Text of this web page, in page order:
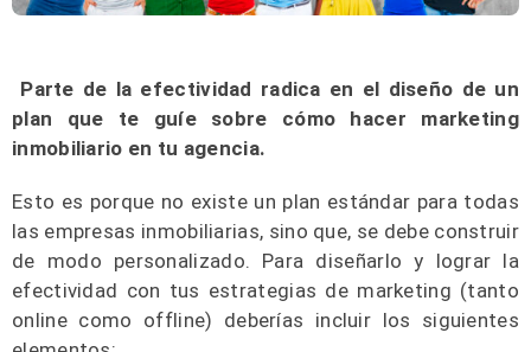
Parte de la efectividad radica en el diseño de un
plan que te guíe sobre cómo hacer marketing
inmobiliario en tu agencia.
Esto es porque no existe un plan estándar para todas
las empresas inmobiliarias, sino que, se debe construir
de modo personalizado. Para diseñarlo y lograr la
efectividad con tus estrategias de marketing (tanto
online como offline) deberías incluir los siguientes